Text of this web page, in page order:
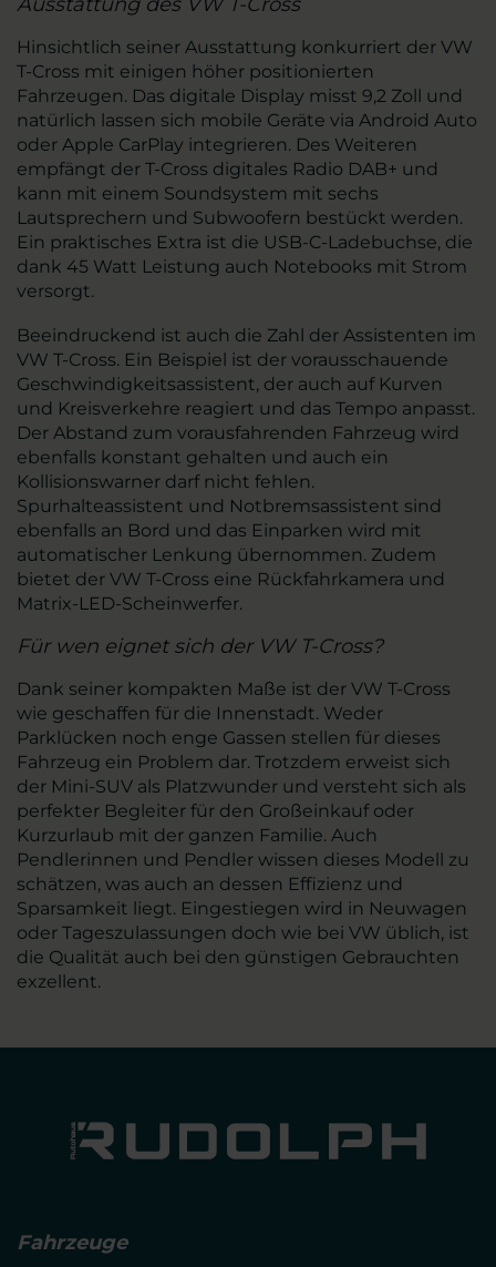
Hinsichtlich seiner Ausstattung konkurriert der VW
T-Cross mit einigen höher positionierten
Fahrzeugen. Das digitale Display misst 9,2 Zoll und
natürlich lassen sich mobile Geräte via Android Auto
oder Apple CarPlay integrieren. Des Weiteren
empfängt der T-Cross digitales Radio DAB+ und
kann mit einem Soundsystem mit sechs
Lautsprechern und Subwoofern bestückt werden.
Ein praktisches Extra ist die USB-C-Ladebuchse, die
dank 45 Watt Leistung auch Notebooks mit Strom
versorgt.
Beeindruckend ist auch die Zahl der Assistenten im
VW T-Cross. Ein Beispiel ist der vorausschauende
Geschwindigkeitsassistent, der auch auf Kurven
und Kreisverkehre reagiert und das Tempo anpasst.
Der Abstand zum vorausfahrenden Fahrzeug wird
ebenfalls konstant gehalten und auch ein
Kollisionswarner darf nicht fehlen.
Spurhalteassistent und Notbremsassistent sind
ebenfalls an Bord und das Einparken wird mit
automatischer Lenkung übernommen. Zudem
bietet der VW T-Cross eine Rückfahrkamera und
Matrix-LED-Scheinwerfer.
Für wen eignet sich der VW T-Cross?
Dank seiner kompakten Maße ist der VW T-Cross
wie geschaffen für die Innenstadt. Weder
Parklücken noch enge Gassen stellen für dieses
Fahrzeug ein Problem dar. Trotzdem erweist sich
der Mini-SUV als Platzwunder und versteht sich als
perfekter Begleiter für den Großeinkauf oder
Kurzurlaub mit der ganzen Familie. Auch
Pendlerinnen und Pendler wissen dieses Modell zu
schätzen, was auch an dessen Effizienz und
Sparsamkeit liegt. Eingestiegen wird in Neuwagen
oder Tageszulassungen doch wie bei VW üblich, ist
die Qualität auch bei den günstigen Gebrauchten
exzellent.
Fahrzeuge